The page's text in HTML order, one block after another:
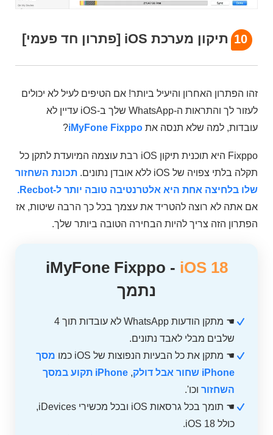
10 תיקון מערכת iOS [פתרון חד פעמי]
זהו הפתרון האחרון והיעיל ביותר! אם הטיפים לעיל לא יכולים
לעזור לך והתראות ה-WhatsApp שלך ב-iOS עדיין לא
עובדות, למה שלא תנסה את iMyFone Fixppo
?
Fixppo היא תוכנית תיקון iOS רבת עוצמה המיועדת לתקן כל
תקלה בלתי צפויה של iOS ללא אובדן נתונים.
תכונת השחזור
שלו בלחיצה אחת היא אלטרנטיבה טובה יותר ל-Recbot.
אם אתה לא רוצה להטריד את עצמך בכל כך הרבה שיטות, אז
הפתרון הזה צריך להיות הבחירה הטובה ביותר שלך.
iMyFone Fixppo - iOS 18
נתמך
☚ מתקן הודעות WhatsApp לא עובדות תוך 4
שלבים מבלי לאבד נתונים.
☚ מתקן את כל הבעיות הנפוצות של iOS כמו
מסך
iPhone שחור אבל דולק
,
iPhone תקוע במסך
השחזור וכו'.
☚ תומך בכל גרסאות iOS ובכל מכשירי iDevices,
כולל iOS 18.